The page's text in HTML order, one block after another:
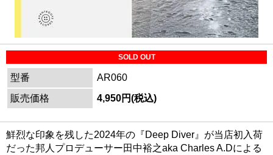
SOLD OUT
型番
AR060
販売価格
4,950円(税込)
鮮烈な印象を残した2024年の『Deep Diver』が当店初入荷
だった邦人プロデューサー田中裕之aka Charles A.Dによる